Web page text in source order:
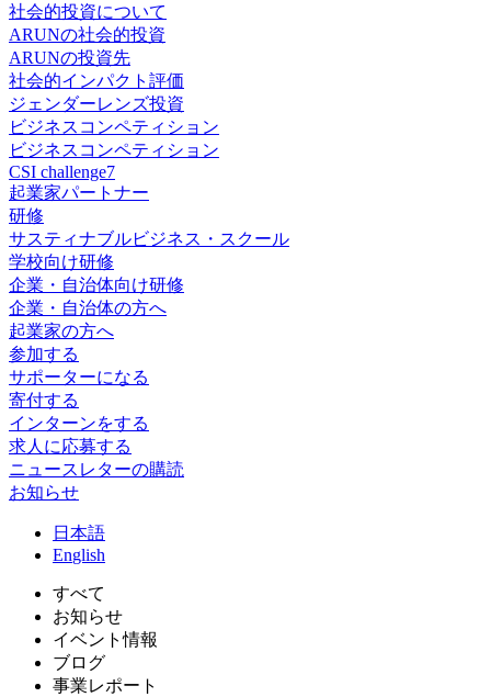
社会的投資について
ARUNの社会的投資
ARUNの投資先
社会的インパクト評価
ジェンダーレンズ投資
ビジネスコンペティション
ビジネスコンペティション
CSI challenge7
起業家パートナー
研修
サスティナブルビジネス・スクール
学校向け研修
企業・自治体向け研修
企業・自治体の方へ
起業家の方へ
参加する
サポーターになる
寄付する
インターンをする
求人に応募する
ニュースレターの購読
お知らせ
日 本語
English
すべて
お知らせ
イベント情報
ブログ
事業レポート